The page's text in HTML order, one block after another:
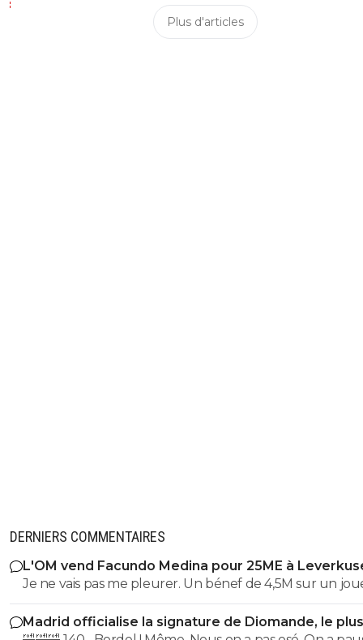
Plus d'articles
DERNIERS COMMENTAIRES
L'OM vend Facundo Medina pour 25ME à
Je ne vais pas me pleurer. Un bénef de 4,5M sur un joueur
qu'on dire être facilement remplaçable, c'est bon, ça me va
perso. Bonne route à lui.
Madrid officialise la signature de Diomande, le